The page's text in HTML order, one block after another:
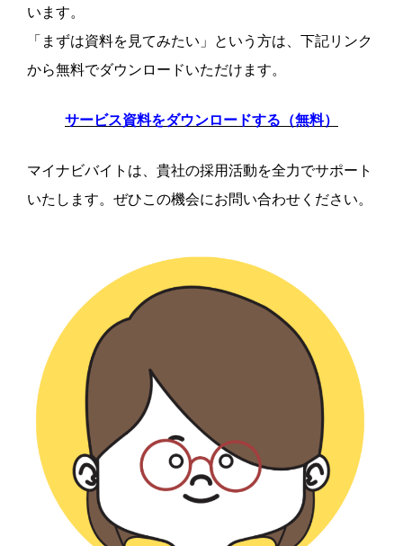
います。
「まずは資料を見てみたい」という方は、下記リンク
から無料でダウンロードいただけます。
サービス資料をダウンロードする（無料）
マイナビバイトは、貴社の採用活動を全力でサポート
いたします。ぜひこの機会にお問い合わせください。